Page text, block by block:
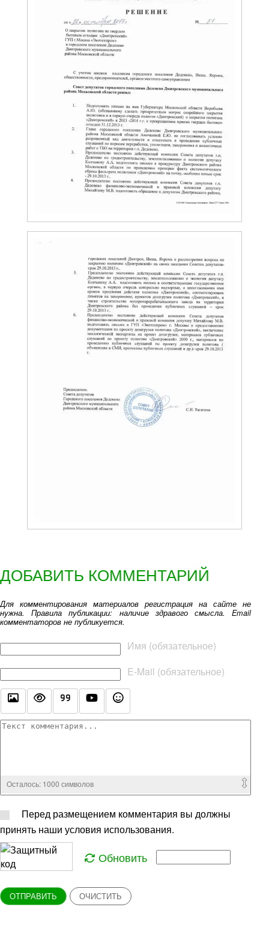
ДОБАВИТЬ КОММЕНТАРИЙ
Для комментирования материалов регистрация на сайте не
нужна. Правила публикации: наличие здравого смысла. Email
комментаторов не публикуется.
Имя (обязательное)
E-Mail (обязательное)
Текст комментария
Осталось: 1000 символов
Перед размещением комментария вы должны
принять наши условия использования.
Обновить
ОТПРАВИТЬ ОЧИСТИТЬ